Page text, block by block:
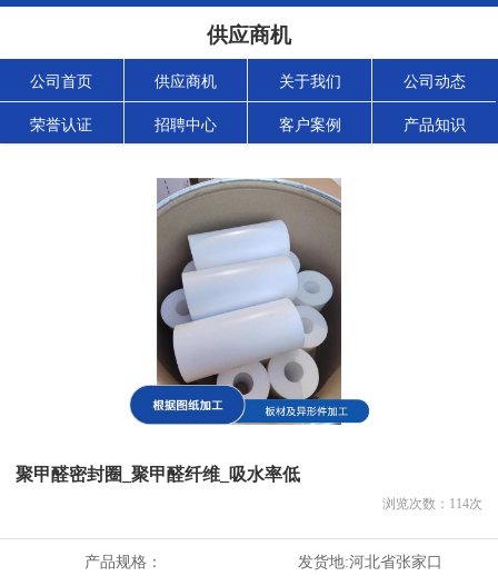
供应商机
公司首页 供应商机 关于我们 公司动态
荣誉认证 招聘中心 客户案例 产品知识
聚甲醛密封圈_聚甲醛纤维_吸水率低
浏览次数： 114次
产品规格： 发货地:河北省张家口